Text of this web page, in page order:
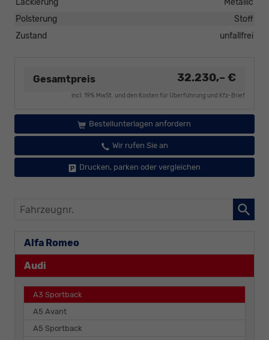
Lackierung
Metallic
Polsterung
Stoff
Zustand
unfallfrei
Gesamtpreis 32.230,– €
incl. 19% MwSt. und den Kosten für Überführung und Kfz-Brief
Bestellunterlagen anfordern
Wir rufen Sie an
Drucken, parken oder vergleichen
Fahrzeugnr.
Alfa Romeo
Audi
A3 Sportback
A5 Avant
A5 Sportback